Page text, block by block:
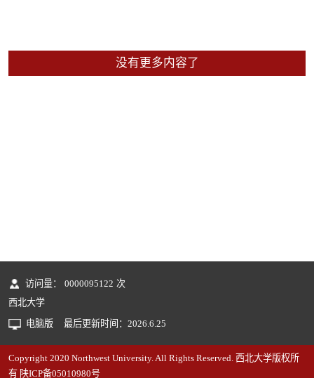
没有更多内容了
访问量： 0000095122 次
西北大学
电脑版
最后更新时间： 2026 6 25
Copyright 2020 Northwest University. All Rights Reserved. 西北大学版权所
有 陕ICP备05010980号